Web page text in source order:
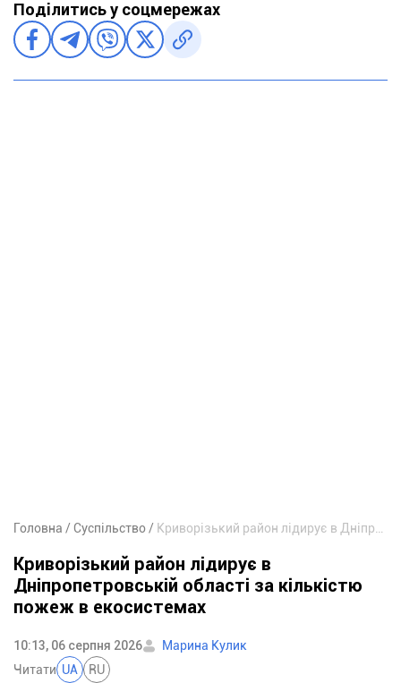
Поділитись у соцмережах
Головна Суспільство Криворізький район лідирує в Дніпропетровській області за кількістю пожеж в екосистемах
Криворізький район лідирує в
Дніпропетровській області за кількістю
пожеж в екосистемах
10:13, 06 серпня 2026
Марина Кулик
Читати UA RU